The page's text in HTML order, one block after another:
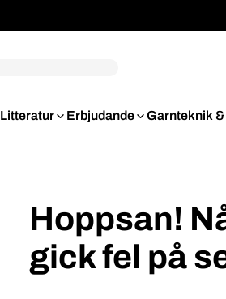
Litteratur Erbjudande Garnteknik &
Hoppsan!
gick fel på